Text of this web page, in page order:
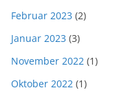
Februar 2023 (2)
Januar 2023 (3)
November 2022 (1)
Oktober 2022 (1)